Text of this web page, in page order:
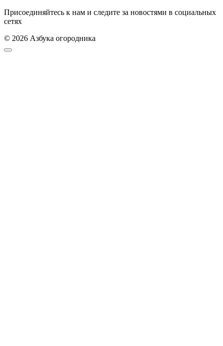
Присоединяйтесь к нам и следите за новостями в социальных
сетях
© 2026 Азбука огородника